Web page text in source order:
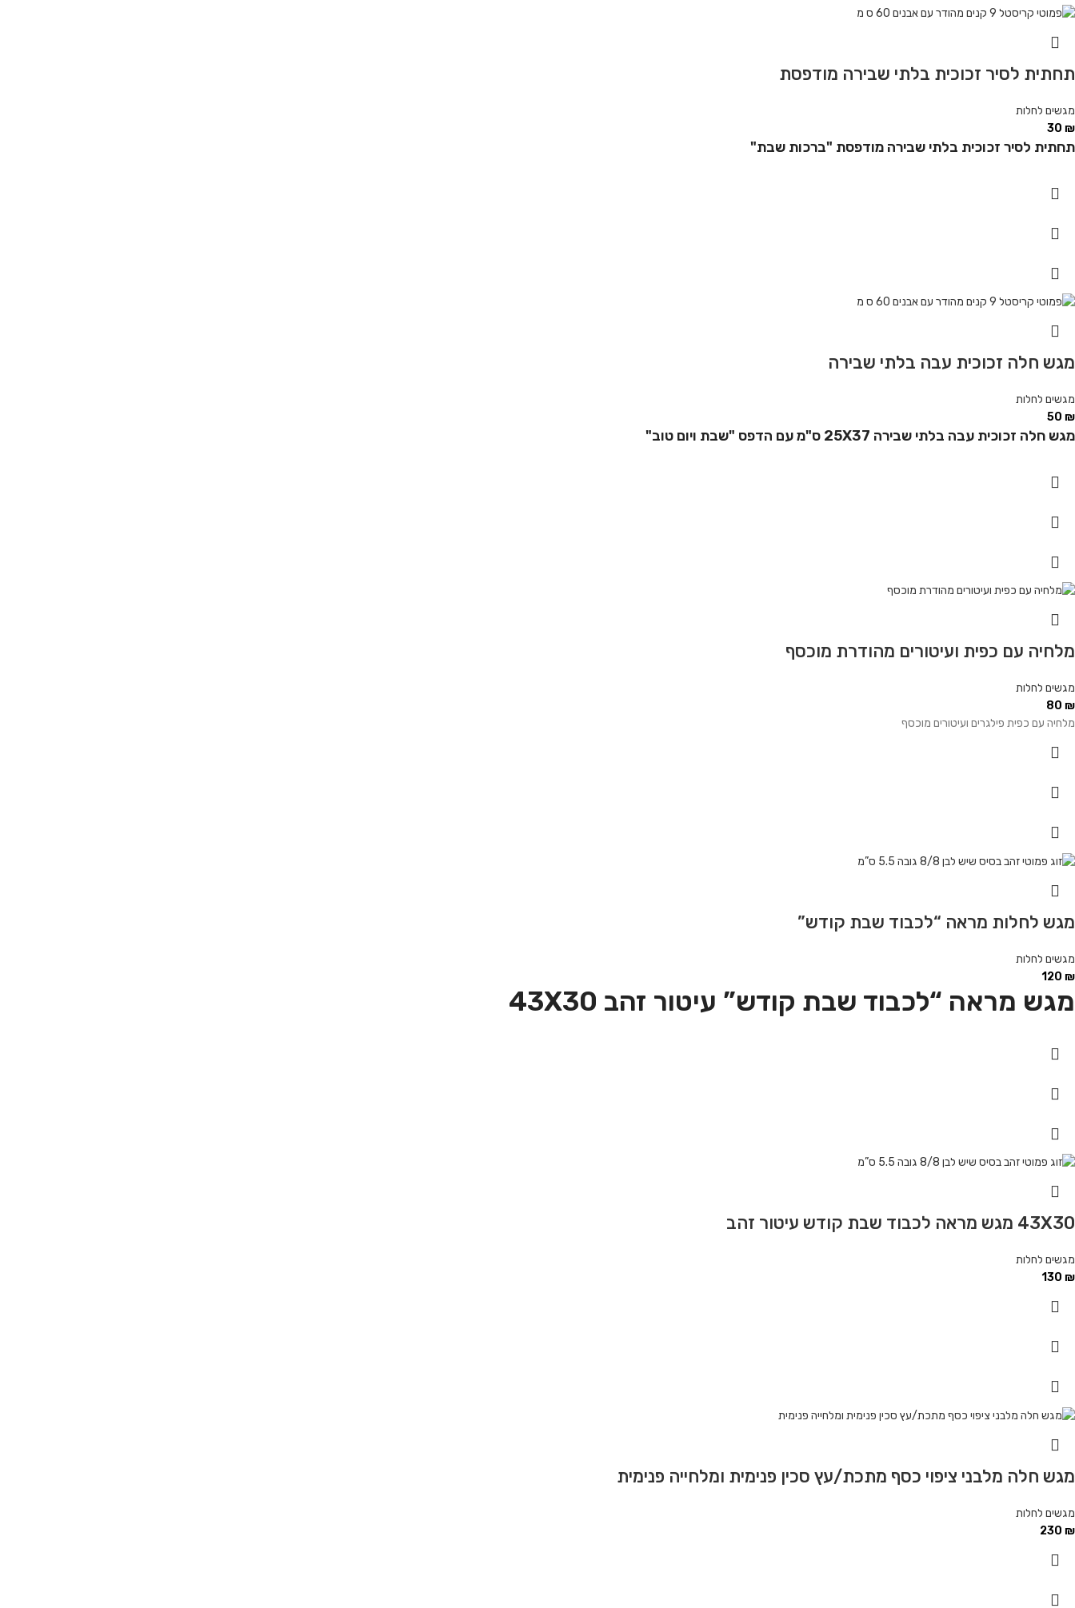
תחתית לסיר זכוכית בלתי שבירה מודפסת
מגשים לחלות
30 ₪
תחתית לסיר זכוכית בלתי שבירה מודפסת "ברכות שבת"
מגש חלה זכוכית עבה בלתי שבירה
מגשים לחלות
50 ₪
מגש חלה זכוכית עבה בלתי שבירה 25X37 ס"מ עם הדפס "שבת ויום טוב"
מלחיה עם כפית ועיטורים מהודרת מוכסף
מגשים לחלות
80 ₪
מלחיה עם כפית פילגרים ועיטורים מוכסף
מגש לחלות מראה “לכבוד שבת קודש”
מגשים לחלות
120 ₪
מגש מראה “לכבוד שבת קודש” עיטור זהב 43X30
43X30 מגש מראה לכבוד שבת קודש עיטור זהב
מגשים לחלות
130 ₪
מגש חלה מלבני ציפוי כסף מתכת/עץ סכין פנימית ומלחייה פנימית
מגשים לחלות
230 ₪